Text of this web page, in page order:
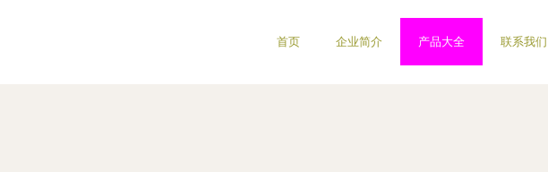
首页 企业简介 产品大全 联系我们